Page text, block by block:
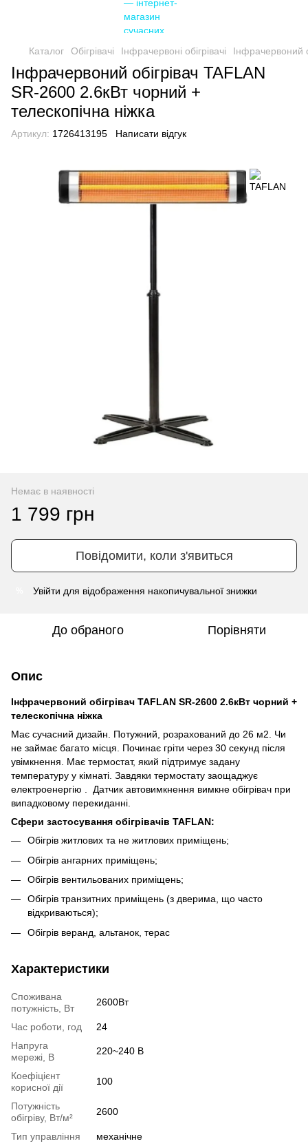
Каталог Обігрівачі Інфрачервоні обігрівачі Інфрачервоний
Інфрачервоний обігрівач TAFLAN
SR-2600 2.6кВт чорний +
телескопічна ніжка
Артикул: 1726413195 Написати відгук
Немає в наявності
1 799 грн
Повідомити, коли з'явиться
Увійти для відображення накопичувальної знижки
До обраного Порівняти
Опис
Інфрачервоний обігрівач TAFLAN SR-2600 2.6кВт чорний +
телескопічна ніжка
Має сучасний дизайн. Потужний, розрахований до 26 м2. Чи
не займає багато місця. Починає гріти через 30 секунд після
увімкнення. Має термостат, який підтримує задану
температуру у кімнаті. Завдяки термостату заощаджує
електроенергію . Датчик автовимкнення вимкне обігрівач при
випадковому перекиданні.
Сфери застосування обігрівачів TAFLAN:
Обігрів житлових та не житлових приміщень;
Обігрів ангарних приміщень;
Обігрів вентильованих приміщень;
Обігрів транзитних приміщень (з дверима, що часто
відкриваються);
Обігрів веранд, альтанок, терас
Характеристики
Споживана
потужність, Вт
2600Вт
Час роботи, год
24
Напруга
мережі, B
220~240 В
Коефіцієнт
корисної дії
100
Потужність
обігріву, Вт/м²
2600
Тип управління
механічне